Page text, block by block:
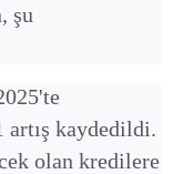
şu
artış kaydedildi.
olan kredilere